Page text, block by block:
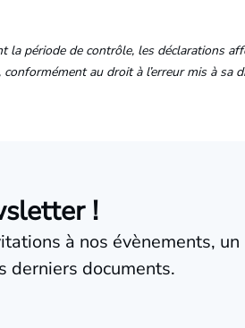
la période de contrôle, les déclarations
au droit à l’erreur mis à sa
!
à nos évènements, un
derniers documents.